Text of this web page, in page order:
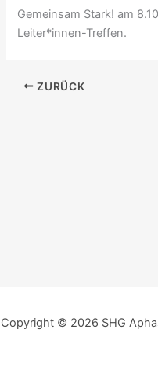
Gemeinsam Stark! am
Leiter*innen-Treffen.
ZURÜCK
Copyright © 2026 SHG